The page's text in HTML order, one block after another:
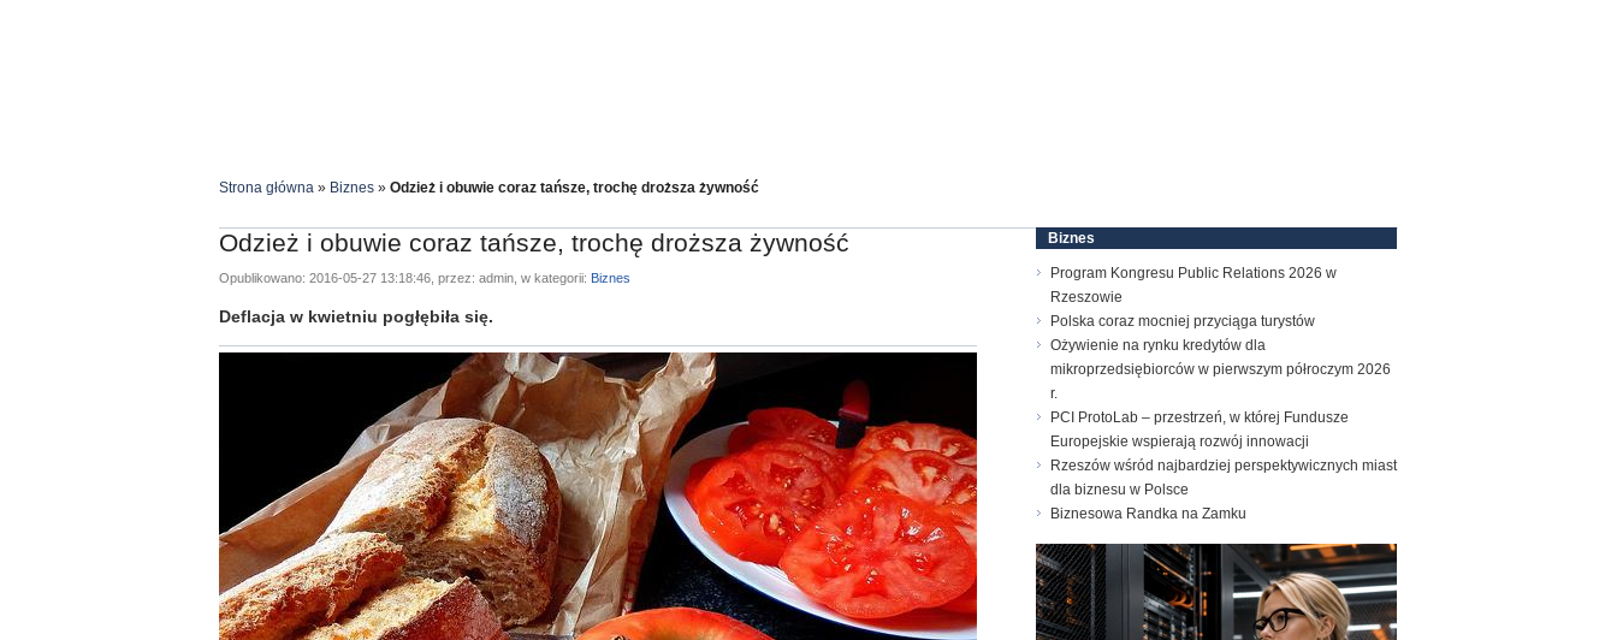
Strona główna » Biznes » Odzież i obuwie coraz tańsze, trochę droższa żywność
Odzież i obuwie coraz tańsze, trochę droższa żywność
Opublikowano: 2016-05-27 13:18:46, przez: admin, w kategorii: Biznes
Deflacja w kwietniu pogłębiła się.
Biznes
Program Kongresu Public Relations 2026 w
Rzeszowie
Polska coraz mocniej przyciąga turystów
Ożywienie na rynku kredytów dla
mikroprzedsiębiorców w pierwszym półroczym 2026
r.
PCI ProtoLab – przestrzeń, w której Fundusze
Europejskie wspierają rozwój innowacji
Rzeszów wśród najbardziej perspektywicznych miast
dla biznesu w Polsce
Biznesowa Randka na Zamku